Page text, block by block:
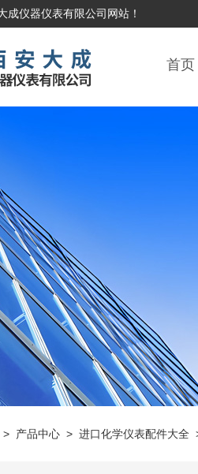
成仪器仪表有限公司网站！
首页
> 产品中心 >进口化学仪表配件大全